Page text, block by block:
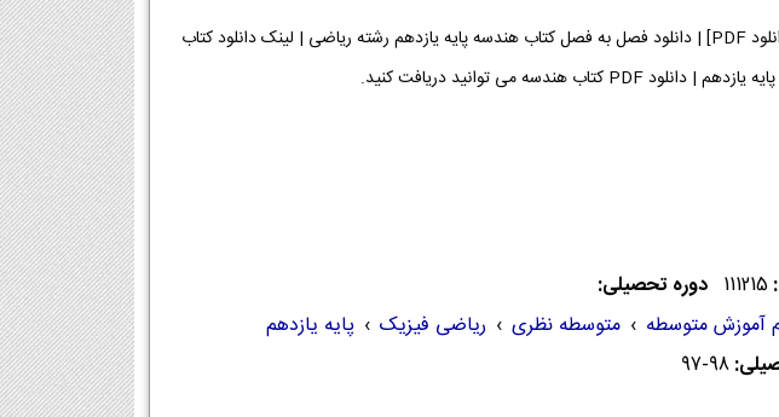
دانلود فایل PDF کتاب هندسه پایه یازدهم رشته ریاضی [دانلود PDF] | دانلود فصل به فصل کتاب هندسه پایه یازدهم رشته ریاضی | لینک دانلود کتاب
111215 دوره تحصیلی:
آموزش متوسطه › متوسطه نظری › ریاضی فیزیک › پایه یازدهم
97-98